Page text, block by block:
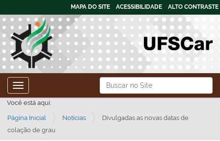
Busca
Busca Avançada…
MAPA DO SITE ACESSIBILIDADE ALTO CONTRASTE
Toggle navigation
Você está aqui:
Página Inicial Notícias
Divulgadas as novas datas de
colação de grau